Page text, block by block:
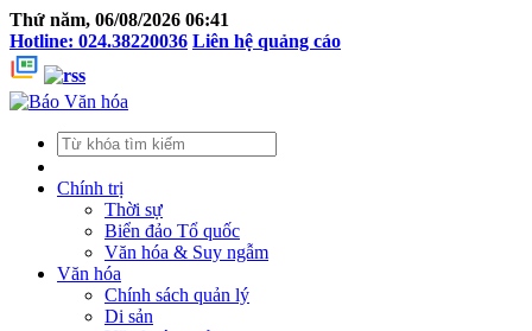
Thứ năm, 06/08/2026 06:41
Hotline: 024.38220036 Liên hệ quảng cáo
Chính trị
Thời sự
Biển đảo Tổ quốc
Văn hóa & Suy ngẫm
Văn hóa
Chính sách quản lý
Di sản